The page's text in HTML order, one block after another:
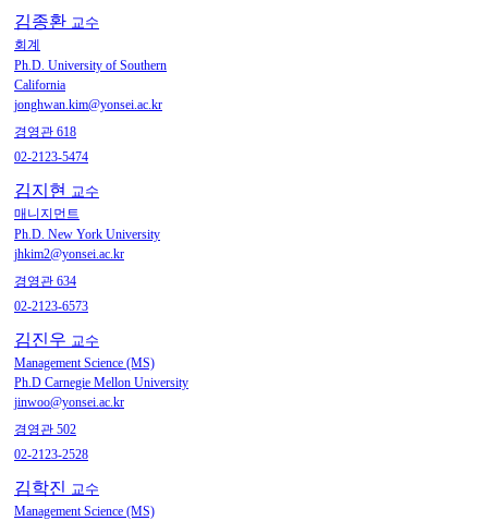
김종환 교수
회계
Ph.D. University of Southern
California
jonghwan.kim@yonsei.ac.kr
경영관 618
02-2123-5474
김지현 교수
매니지먼트
Ph.D. New York University
jhkim2@yonsei.ac.kr
경영관 634
02-2123-6573
김진우 교수
Management Science (MS)
Ph.D Carnegie Mellon University
jinwoo@yonsei.ac.kr
경영관 502
02-2123-2528
김학진 교수
Management Science (MS)